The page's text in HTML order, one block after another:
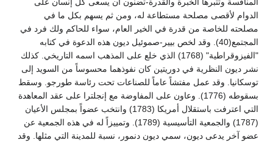
الدوام لأقصى مصلحة مستطاعة له، ومن ثم يسهم بكل ما في
مصلحته للخاصة من قدرة في الخير العام، سواء للحاكم ولك فرد في
المجتمع(40). وقد لخص بيير-صموئيل ديون هذه الدعوة في كتابه
"الفيزوقراطية" (1768) الذي خلع على المذهب اسمه التاريخي. كذلك
نشر ديون النظرية في دوريتين كان نفوذهما محسوساً من السويد إلى
توسكانيا. وقد عمل مفتشاً عاماً للصناعات تحت رئاسة طورجو. وسقط
بسقوطه (1776). وعاون على المفاوضة مع إنجلترا على عقد المعاهدة
التي اعترفت باستقلال أمريكا (1783) وانتخب عضواً بمجلس الأعيان
(1787) والجمعية التأسيسية (1789). وتمييزاً له في هذه الجمعية عن
عضو آخر يدعى ديون، سمي ديون دنمور، نسبة للمدينة التي مثلها. وقد